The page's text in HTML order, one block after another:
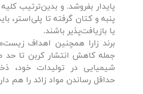
پایدار بفروشد. و بدین‌ترتیب
پنبه و کتان گرفته تا پلی‌استر،
یا بازیافت‌پذیر باشند.
برند زارا همچنین اهداف
جمله کاهش انتشار کربن تا
شیمیایی در تولیدات خود،
حداقل رساندن مواد زائد را هم